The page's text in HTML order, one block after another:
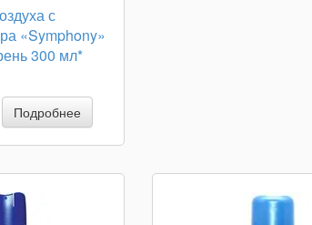
с
«Symphony»
300 мл*
Подробнее